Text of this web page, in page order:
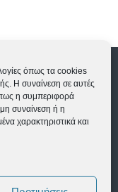
όπως τα cookies
Η συναίνεση σε αυτές
η συμπεριφορά
συναίνεση ή η
χαρακτηριστικά και
10:00-